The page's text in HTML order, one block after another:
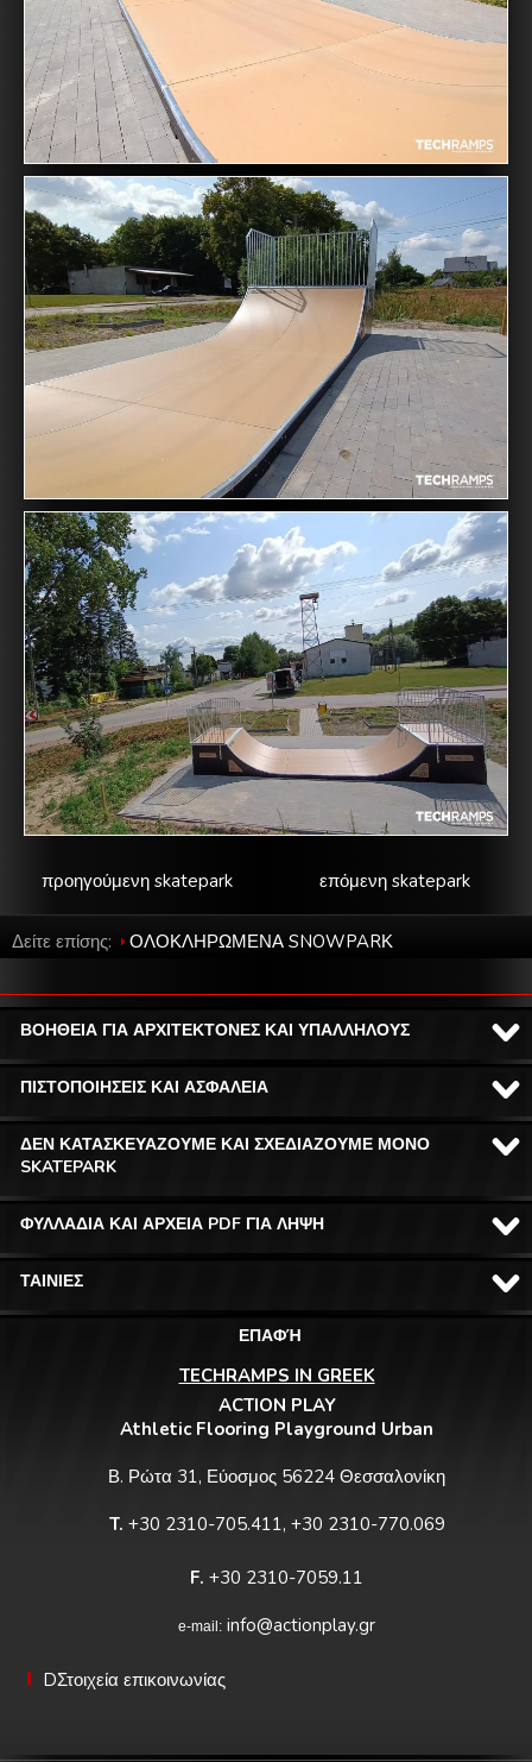
επόμενη skatepark
προηγούμενη skatepark
Δείτε επίσης: ΟΛΟΚΛΗΡΩΜΕΝΑ SNOWPARΚ
ΒΟΗΘΕΙΑ ΓΙΑ ΑΡΧΙΤΕΚΤΟΝΕΣ ΚΑΙ ΥΠΑΛΛΗΛΟΥΣ
ΠΙΣΤΟΠΟΙΗΣΕΙΣ ΚΑΙ ΑΣΦΑΛΕΙΑ
ΔΕΝ ΚΑΤΑΣΚΕΥΑΖΟΥΜΕ ΚΑΙ ΣΧΕΔΙΑΖΟΥΜΕ ΜΟΝΟ
SKATEPARK
ΦΥΛΛΑΔΙΑ ΚΑΙ ΑΡΧΕΙΑ PDF ΓΙΑ ΛΗΨΗ
ΤΑΙΝΙΕΣ
ΕΠΑΦΉ
TECHRAMPS IN GREEK
ACTION PLAY
Athletic Flooring Playground Urban
Β. Ρώτα 31, Εύοσμος 56224 Θεσσαλονίκη
T. +30 2310-705.411, +30 2310-770.069
F. +30 2310-7059.11
e-mail: info@actionplay.gr
DΣτοιχεία επικοινωνίας